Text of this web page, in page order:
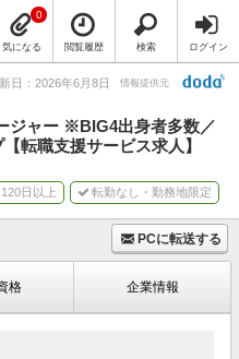
気になる
0
閲覧履歴 検索 ログイン
日：2026年6月8日 情報提供元
ジャー ※BIG4出身者多数／
転職支援サービス求人】
日以上 転勤なし・勤務地限定
PCに転送する
格 企業情報